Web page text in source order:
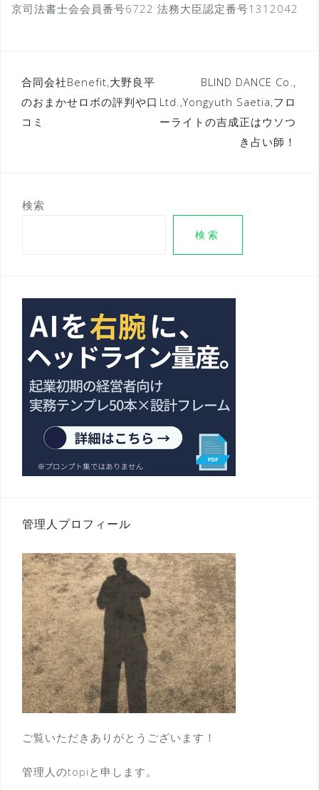
京司法書士会会員番号6722 法務大臣認定番号1312042
投
稿
ナ
ー
合同会社Benefit,大野良平
のおまかせロボの評判や口
コミ
BLIND DANCE Co.,
Ltd.,Yongyuth Saetia,フロ
ーライトの吉成正はウソつ
き占い師！
検索
検索
管理人プロフィール
ご覧いただきありがとうございます！
管理人のtopiと申します。